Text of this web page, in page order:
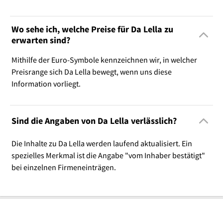
Wo sehe ich, welche Preise für Da Lella zu
erwarten sind?
Mithilfe der Euro-Symbole kennzeichnen wir, in welcher
Preisrange sich Da Lella bewegt, wenn uns diese
Information vorliegt.
Sind die Angaben von Da Lella verlässlich?
Die Inhalte zu Da Lella werden laufend aktualisiert. Ein
spezielles Merkmal ist die Angabe "vom Inhaber bestätigt"
bei einzelnen Firmeneinträgen.